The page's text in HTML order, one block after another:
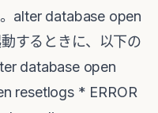
alter database open
するときに、以下の
database open
resetlogs * ERROR